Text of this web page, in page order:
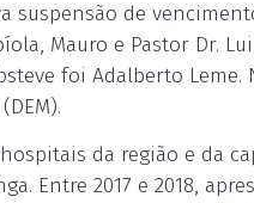
suspensão de
Mauro e Pastor Dr.
foi Adalberto Leme.
da região e da
Entre 2017 e 2018,